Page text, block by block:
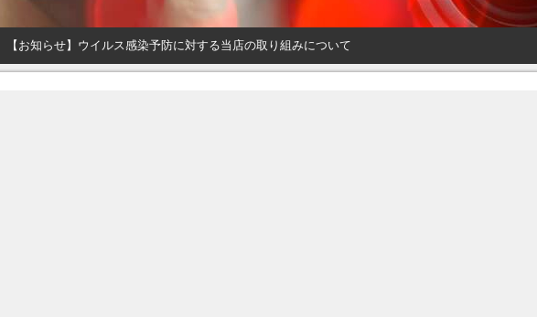
【お知らせ】ウイルス感染予防に対する当店の取り組みについて